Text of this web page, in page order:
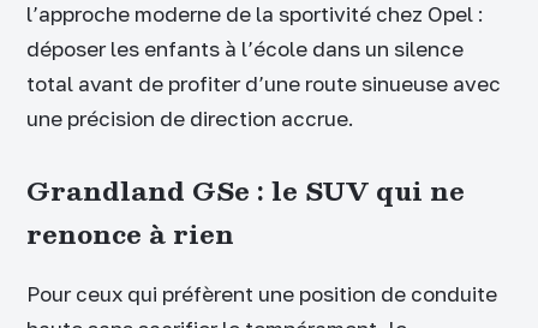
l’approche moderne de la sportivité chez Opel :
déposer les enfants à l’école dans un silence
total avant de profiter d’une route sinueuse avec
une précision de direction accrue.
Grandland GSe : le SUV qui ne
renonce à rien
Pour ceux qui préfèrent une position de conduite